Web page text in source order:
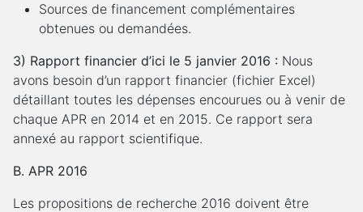
Sources de financement complémentaires
obtenues ou demandées.
3) Rapport financier d’ici le 5 janvier 2016 : Nous
avons besoin d’un rapport financier (fichier Excel)
détaillant toutes les dépenses encourues ou à venir de
chaque APR en 2014 et en 2015. Ce rapport sera
annexé au rapport scientifique.
B. APR 2016
Les propositions de recherche 2016 doivent être